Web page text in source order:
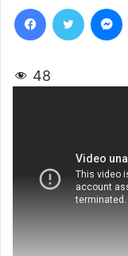
email
48